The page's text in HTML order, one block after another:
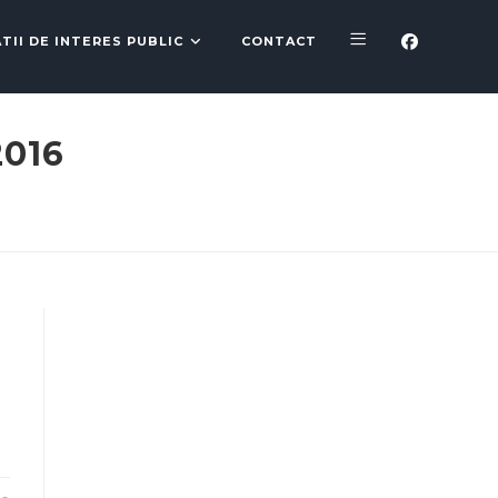
DE INTERES PUBLIC CONTACT